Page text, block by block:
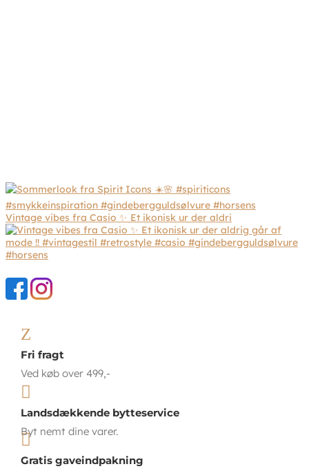
Vintage vibes fra Casio ✨ Et ikonisk ur der aldri
Z
Fri fragt
Ved køb over 499,-

Landsdækkende bytteservice
Byt nemt dine varer.

Gratis gaveindpakning